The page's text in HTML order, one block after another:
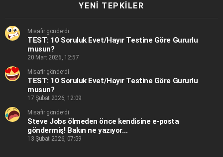
YENI TEPKILER
Misafir gönderdi
TEST: 10 Soruluk Evet/Hayır Testine Göre Gururlu
musun?
20 Mart 2026, 12:57
Misafir gönderdi
TEST: 10 Soruluk Evet/Hayır Testine Göre Gururlu
musun?
17 Şubat 2026, 12:09
Misafir gönderdi
Steve Jobs ölmeden önce kendisine e-posta
göndermiş! Bakın ne yazıyor…
13 Şubat 2026, 07:59